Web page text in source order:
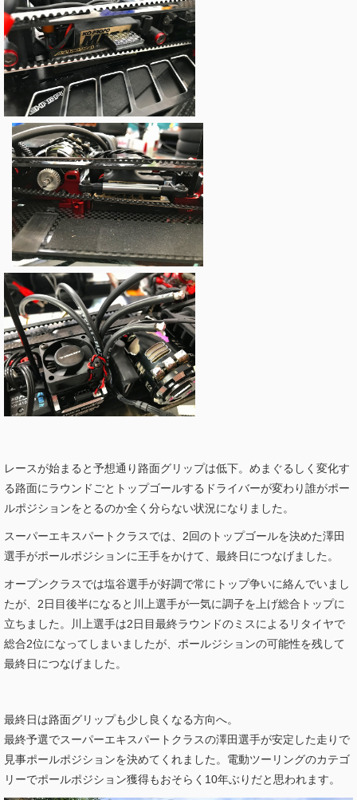
レースが始まると予想通り路面グリップは低下。めまぐるしく変化す
る路面にラウンドごとトップゴールするドライバーが変わり誰がポー
ルポジションをとるのか全く分らない状況になりました。
スーパーエキスパートクラスでは、2回のトップゴールを決めた澤田
選手がポールポジションに王手をかけて、最終日につなげました。
オープンクラスでは塩谷選手が好調で常にトップ争いに絡んでいまし
たが、2日目後半になると川上選手が一気に調子を上げ総合トップに
立ちました。川上選手は2日目最終ラウンドのミスによるリタイヤで
総合2位になってしまいましたが、ポールジションの可能性を残して
最終日につなげました。
最終日は路面グリップも少し良くなる方向へ。
最終予選でスーパーエキスパートクラスの澤田選手が安定した走りで
見事ポールポジションを決めてくれました。電動ツーリングのカテゴ
リーでポールポジション獲得もおそらく10年ぶりだと思われます。